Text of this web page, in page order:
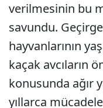
verilmesinin bu
savundu.
hayvanlarının
kaçak avcıların
konusunda ağır
yıllarca